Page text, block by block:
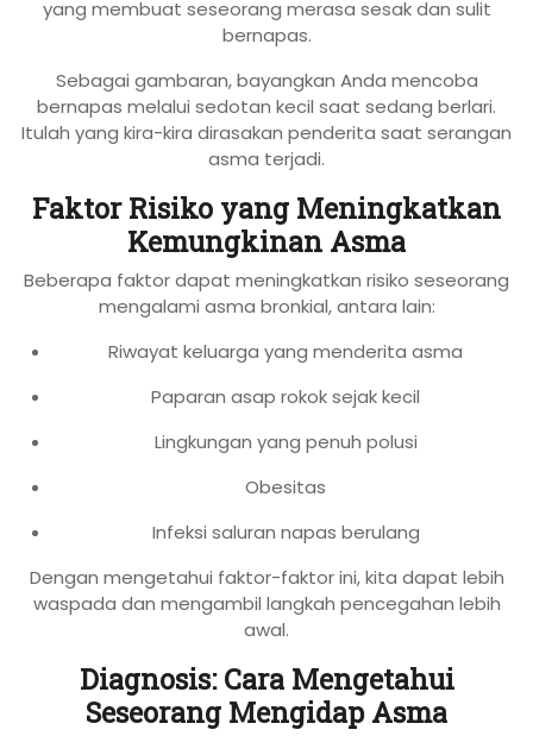
yang membuat seseorang merasa sesak dan sulit
bernapas.
Sebagai gambaran, bayangkan Anda mencoba
bernapas melalui sedotan kecil saat sedang berlari.
Itulah yang kira-kira dirasakan penderita saat serangan
asma terjadi.
Faktor Risiko yang Meningkatkan
Kemungkinan Asma
Beberapa faktor dapat meningkatkan risiko seseorang
mengalami asma bronkial, antara lain:
Riwayat keluarga yang menderita asma
Paparan asap rokok sejak kecil
Lingkungan yang penuh polusi
Obesitas
Infeksi saluran napas berulang
Dengan mengetahui faktor-faktor ini, kita dapat lebih
waspada dan mengambil langkah pencegahan lebih
awal.
Diagnosis: Cara Mengetahui
Seseorang Mengidap Asma